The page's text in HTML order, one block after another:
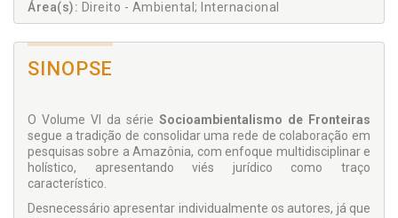
Área(s): Direito - Ambiental; Internacional
SINOPSE
O Volume VI da série Socioambientalismo de Fronteiras
segue a tradição de consoli­dar uma rede de colaboração em
pesquisas sobre a Amazônia, com enfoque multidis­ciplinar e
holístico, apresentando viés jurídico como traço
característico.
Desnecessário apresentar individualmente os autores, já que